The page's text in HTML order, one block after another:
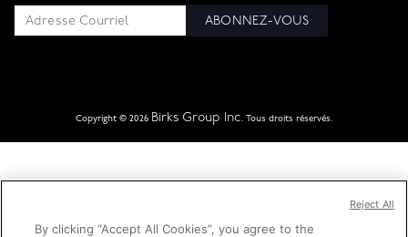
ABONNEZ-VOUS
Copyright © 2026 Birks Group Inc. Tous droits réservés.
By clicking “Accept All Cookies”, you agree to the
Reject All